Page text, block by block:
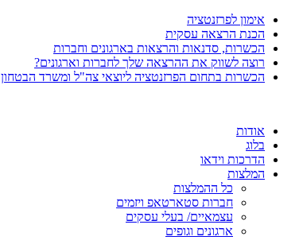
אימון לפרזנטציה
הכנת הרצאה עסקית
הכשרות, סדנאות והרצאות בארגונים וחברות
רוצה לשווק את ההרצאה שלך לחברות וארגונים?
הכשרות בתחום הפרזנטציה ליוצאי צה"ל ומשרד הבטחון
אודות
בלוג
הדרכות וידאו
המלצות
כל ההמלצות
חברות סטארטאפ ויזמים
עצמאיים/ בעלי עסקים
ארגונים וגופים